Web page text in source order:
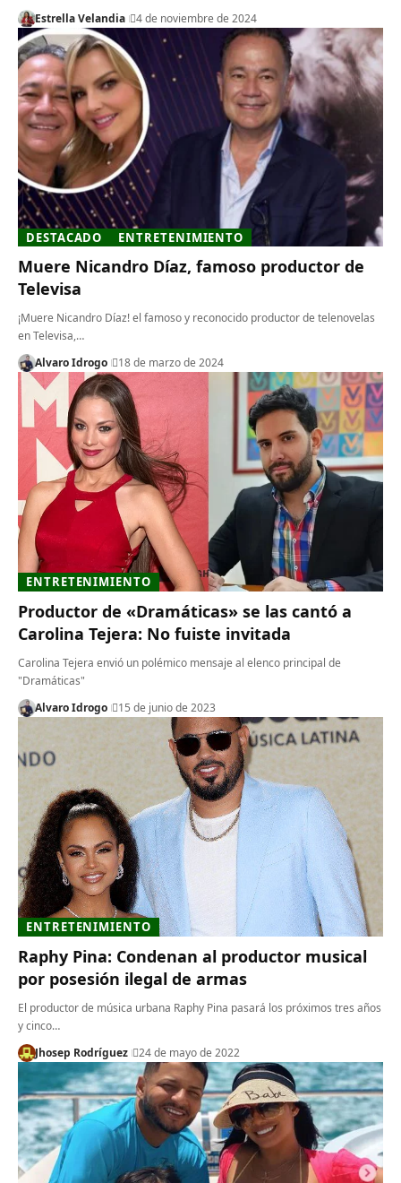
Estrella Velandia
4 de noviembre de 2024
DESTACADO ENTRETENIMIENTO
Muere Nicandro Díaz, famoso productor de
Televisa
¡Muere Nicandro Díaz! el famoso y reconocido productor de telenovelas
en Televisa,…
Alvaro Idrogo
18 de marzo de 2024
ENTRETENIMIENTO
Productor de «Dramáticas» se las cantó a
Carolina Tejera: No fuiste invitada
Carolina Tejera envió un polémico mensaje al elenco principal de
"Dramáticas"
Alvaro Idrogo
15 de junio de 2023
ENTRETENIMIENTO
Raphy Pina: Condenan al productor musical
por posesión ilegal de armas
El productor de música urbana Raphy Pina pasará los próximos tres años
y cinco…
Jhosep Rodríguez
24 de mayo de 2022